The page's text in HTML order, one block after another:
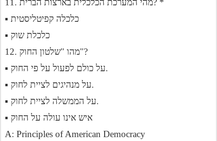
11. מהי המערכת הכלכלית בארצות הברית? *
▪ כלכלה קפיטליסטית
▪ כלכלת שוק
12. מהו "שלטון החוק"?
▪ על כולם לפעול על פי החוק.
▪ על מנהיגים לציית לחוק.
▪ על הממשלה לציית לחוק.
▪ איש אינו עולה על החוק
A: Principles of American Democracy